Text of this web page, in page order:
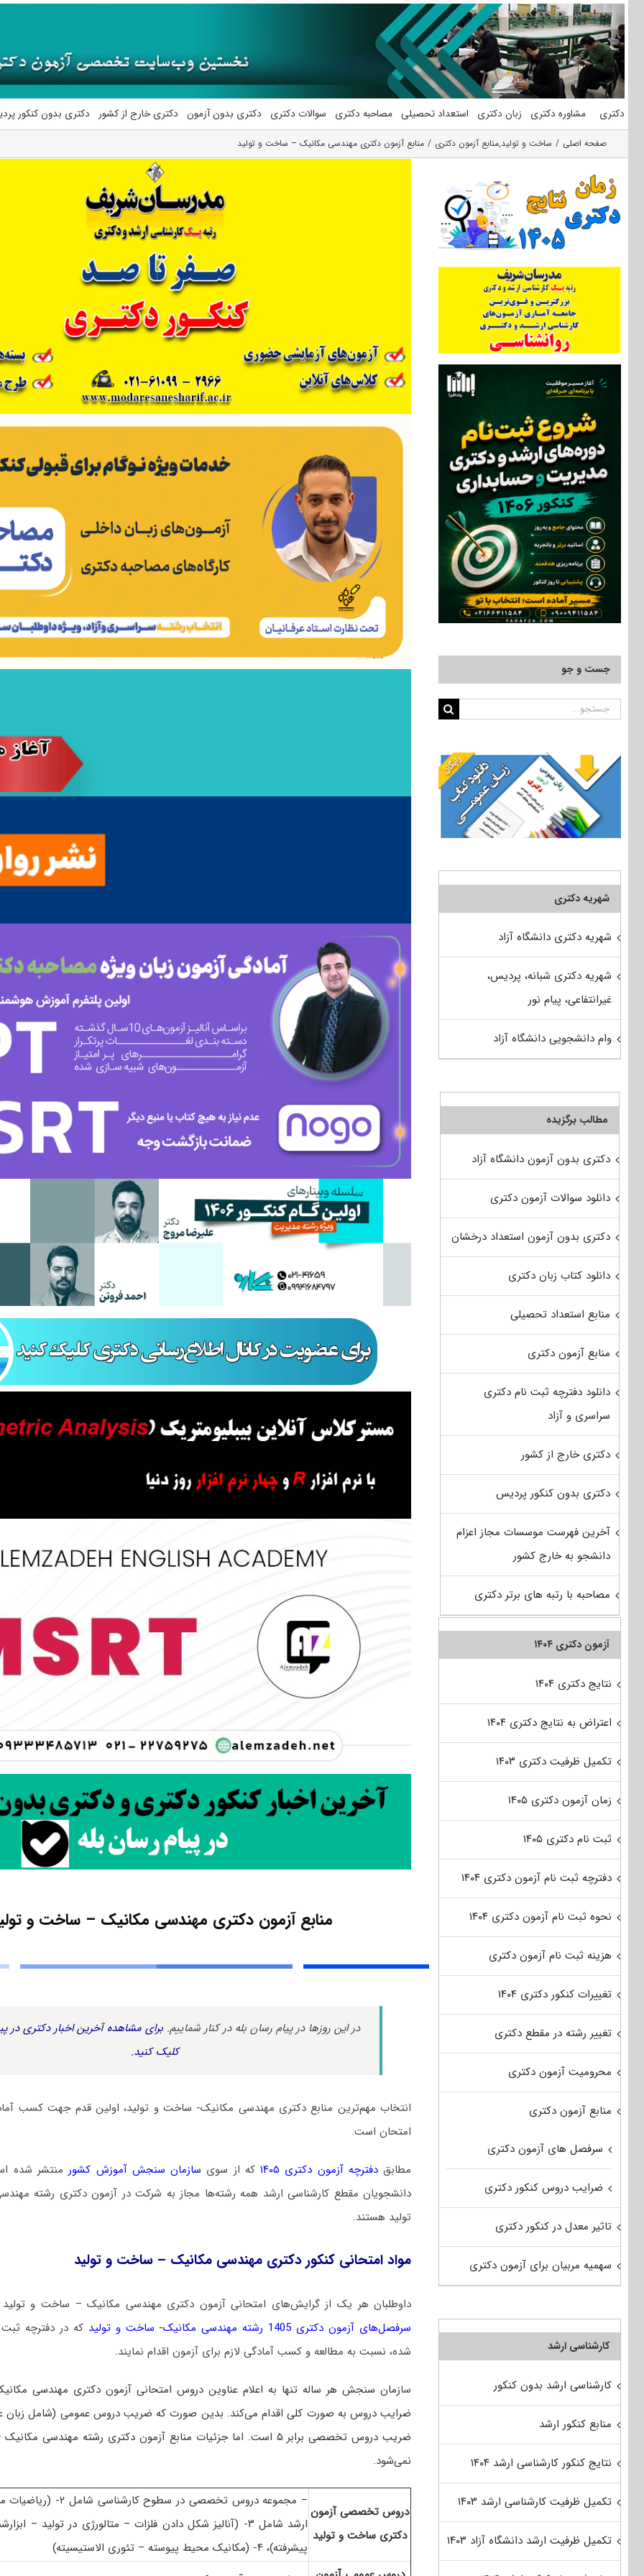
محتوا
دکتری مشاوره دکتری زبان دکتری استعداد تحصیلی مصاحبه دکتری سوالات دکتری دکتری بدون آزمون دکتری خارج از کشور دکتری بدون کنکور
صفحه اصلی ساخت و تولید,منابع آزمون دکتری منابع آزمون دکتری مهندسی مکانیک – ساخت و تولید
منابع آزمون دکتری مهندسی مکانیک – ساخت و
در این روزها در پیام رسان بله در کنار شماییم. برای مشاهده آخرین اخبار دکتری در
کلیک کنید.
انتخاب مهم‌ترین منابع دکتری مهندسی مکانیک- ساخت و تولید، اولین قدم جهت کسب
امتحان است.
مطابقدفترچه آزمون دکتری ۱۴۰۵ که از سوی سازمان سنجش آموزش کشورمنتشر شده
دانشجویان مقطع کارشناسی ارشد همه رشته‌ها مجاز به شرکت در آزمون دکتری رشته
تولید هستند.
مواد امتحانی کنکور دکتری مهندسی مکانیک – ساخت و تولید
داوطلبان هر یک از گرایش‌های امتحانی آزمون دکتری مهندسی مکانیک – ساخت و
سرفصل‌های آزمون دکتری 1405 رشته مهندسی مکانیک- ساخت و تولید
شده، نسبت به مطالعه و کسب آمادگی لازم برای آزمون اقدام نمایند.
سازمان سنجش هر ساله تنها به اعلام عناوین دروس امتحانی آزمون دکتری مهندسی
ضریب دروس تخصصی برابر ۵ است
. اما جزئیات منابع آزمون دکتری رشته مهندسی
نمی‌شود.
دروس تخصصی آزمون
دکتری ساخت و تولید
– مجموعه دروس تخصصی در
ارشد شامل ۳- (آنالیز شکل دادن فلزات – متالورژی در تولید –
پیشرفته)، ۴- (مکانیک محیط پیوسته – تئوری الاستیسیته)
جست و جو
جستجو
شهریه دکتری
شهریه دکتری دانشگاه آزاد
شهریه دکتری شبانه، پردیس،
غیرانتفاعی، پیام نور
وام دانشجویی دانشگاه آزاد
مطالب برگزیده
دکتری بدون آزمون دانشگاه آزاد
دانلود سوالات آزمون دکتری
دکتری بدون آزمون استعداد درخشان
دانلود کتاب زبان دکتری
منابع استعداد تحصیلی
منابع آزمون دکتری
دانلود دفترچه ثبت نام دکتری
سراسری و آزاد
دکتری خارج از کشور
دکتری بدون کنکور پردیس
آخرین فهرست موسسات مجاز اعزام
دانشجو به خارج کشور
مصاحبه با رتبه های برتر دکتری
آزمون دکتری ۱۴۰۴
نتایج دکتری ۱۴۰۴
اعتراض به نتایج دکتری ۱۴۰۴
تکمیل ظرفیت دکتری ۱۴۰۳
زمان آزمون دکتری ۱۴۰۵
ثبت نام دکتری ۱۴۰۵
دفترچه ثبت نام آزمون دکتری ۱۴۰۴
نحوه ثبت نام آزمون دکتری ۱۴۰۴
هزینه ثبت نام آزمون دکتری
تغییرات کنکور دکتری ۱۴۰۴
تغییر رشته در مقطع دکتری
محرومیت آزمون دکتری
منابع آزمون دکتری
سرفصل های آزمون دکتری
ضرایب دروس کنکور دکتری
تاثیر معدل در کنکور دکتری
سهمیه مربیان برای آزمون دکتری
کارشناسی ارشد
کارشناسی ارشد بدون کنکور
منابع کنکور ارشد
نتایج کنکور کارشناسی ارشد ۱۴۰۴
تکمیل ظرفیت کارشناسی ارشد ۱۴۰۳
تکمیل ظرفیت ارشد دانشگاه آزاد ۱۴۰۳